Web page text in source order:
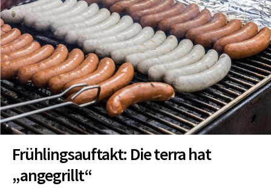
Frühlingsauftakt: Die terra hat
„angegrillt“